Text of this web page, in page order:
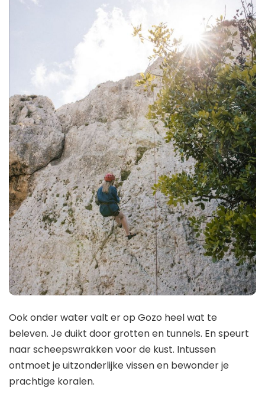
Ook onder water valt er op Gozo heel wat te
beleven. Je duikt door grotten en tunnels. En speurt
naar scheepswrakken voor de kust. Intussen
ontmoet je uitzonderlijke vissen en bewonder je
prachtige koralen.